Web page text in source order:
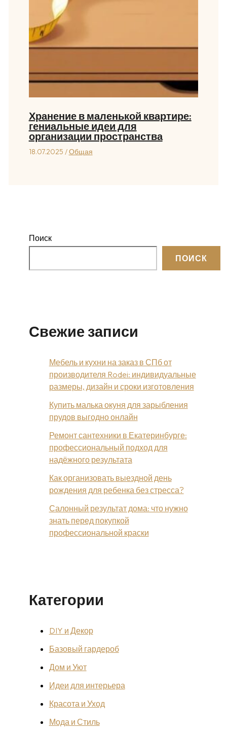
Хранение в маленькой квартире:
гениальные идеи для
организации пространства
18.07.2025 /Общая
Поиск
ПОИСК
Свежие записи
Мебель и кухни на заказ в СПб от
производителя Rodei: индивидуальные
размеры, дизайн и сроки изготовления
Купить малька окуня для зарыбления
прудов выгодно онлайн
Ремонт сантехники в Екатеринбурге:
профессиональный подход для
надёжного результата
Как организовать выездной день
рождения для ребенка без стресса?
Салонный результат дома: что нужно
знать перед покупкой
профессиональной краски
Категории
DIY и Декор
Базовый гардероб
Дом и Уют
Идеи для интерьера
Красота и Уход
Мода и Стиль